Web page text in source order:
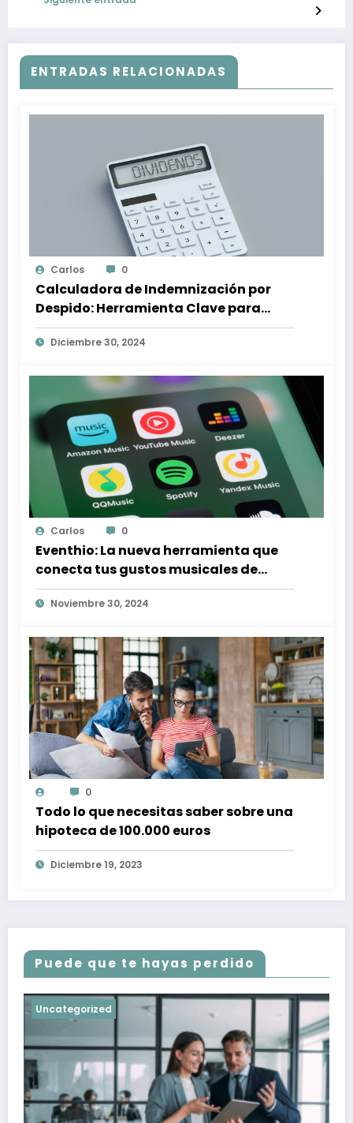
ENTRADAS RELACIONADAS
Carlos 0
Calculadora de Indemnización por
Despido: Herramienta Clave para
Proteger tus Derechos Laborales
Diciembre 30, 2024
Carlos 0
Eventhio: La nueva herramienta que
conecta tus gustos musicales de
Spotify con conciertos en tu zona
Noviembre 30, 2024
0
Todo lo que necesitas saber sobre una
hipoteca de 100.000 euros
Diciembre 19, 2023
Puede que te hayas perdido
Uncategorized